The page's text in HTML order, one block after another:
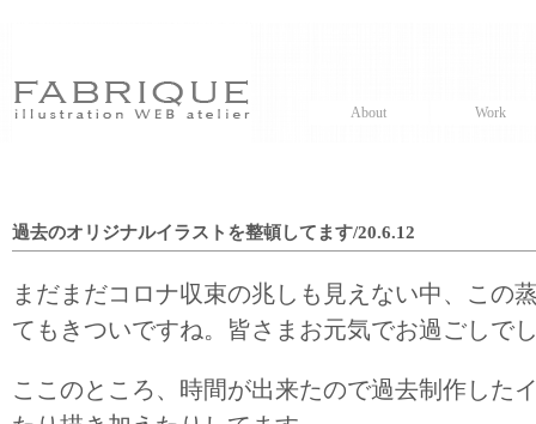
About Work
過去のオリジナルイラストを整頓してます/20.6.12
まだまだコロナ収束の兆しも見えない中、この
てもきついですね。皆さまお元気でお過ごしで
ここのところ、時間が出来たので過去制作した